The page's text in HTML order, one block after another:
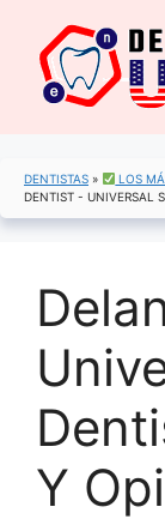
contenido
DENTISTAS » LOS
DENTIST - UNIVERSAL
Y